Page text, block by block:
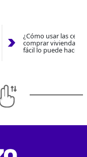
¿Cómo usar las
comprar vivienda
fácil lo puede hacer